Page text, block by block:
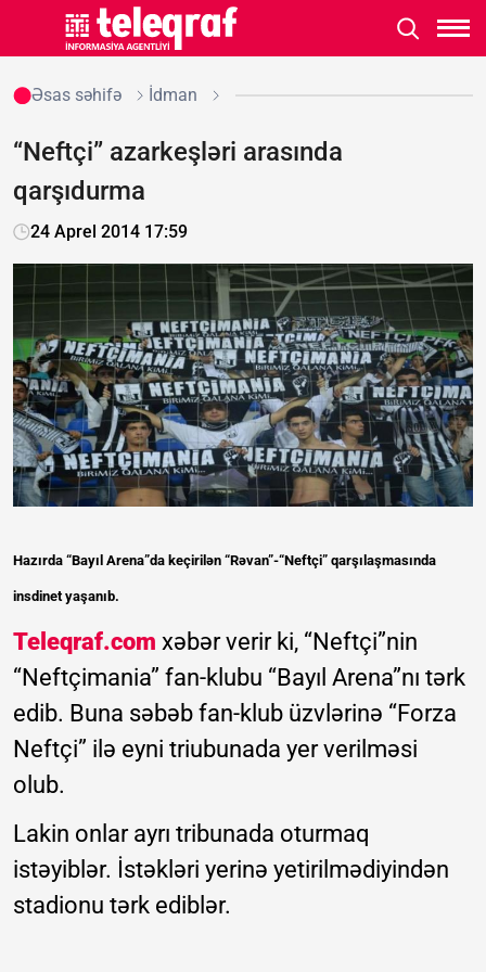
Əsas səhifə İdman
“Neftçi” azarkeşləri arasında
qarşıdurma
24 Aprel 2014 17:59
Hazırda “Bayıl Arena”da keçirilən “Rəvan”-“Neftçi” qarşılaşmasında
insdinet yaşanıb.
Teleqraf.com xəbər verir ki, “Neftçi”nin
“Neftçimania” fan-klubu “Bayıl Arena”nı tərk
edib. Buna səbəb fan-klub üzvlərinə “Forza
Neftçi” ilə eyni triubunada yer verilməsi
olub.
Lakin onlar ayrı tribunada oturmaq
istəyiblər. İstəkləri yerinə yetirilmədiyindən
stadionu tərk ediblər.